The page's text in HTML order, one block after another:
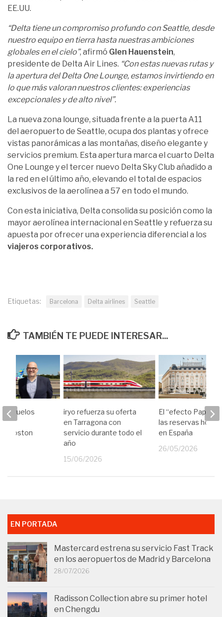
EE.UU.
“Delta tiene un compromiso profundo con Seattle, desde
nuestro equipo en tierra hasta nuestras ambiciones
globales en el cielo”, afirmó Glen Hauenstein,
presidente de Delta Air Lines. “Con estas nuevas rutas y
la apertura del Delta One Lounge, estamos invirtiendo en
lo que más valoran nuestros clientes: experiencias
excepcionales y de alto nivel”.
La nueva zona lounge, situada frente a la puerta A11
del aeropuerto de Seattle, ocupa dos plantas y ofrece
vistas panorámicas a las montañas, diseño elegante y
servicios premium. Esta apertura marca el cuarto Delta
One Lounge y el tercer nuevo Delta Sky Club añadido a
la red en el último año, elevando el total de espacios
exclusivos de la aerolínea a 57 en todo el mundo.
Con esta iniciativa, Delta consolida su posición como la
mayor aerolínea internacional en Seattle y refuerza su
apuesta por ofrecer una experiencia diferencial a los
viajeros corporativos.
Etiquetas: Barcelona Delta airlines Seattle
TAMBIÉN TE PUEDE INTERESAR...
iryo refuerza su oferta
en Tarragona con
servicio durante todo el
año
15/06/2026
El “efecto Papa”
las reservas
en España
26/05/2026
vuelos
y Boston
EN PORTADA
Mastercard estrena su servicio Fast Track
en los aeropuertos de Madrid y Barcelona
28/07/2026
Radisson Collection abre su primer hotel
en Chengdu